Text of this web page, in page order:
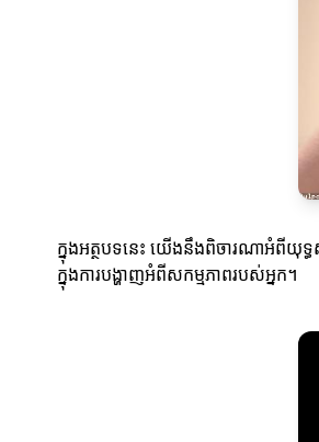
ក្នុងអត្ថបទនេះ យើងនឹងពិចារណាអំពីយុទ្ធ
ក្នុងការបង្ហាញអំពីសកម្មភាពរបស់អ្នក។